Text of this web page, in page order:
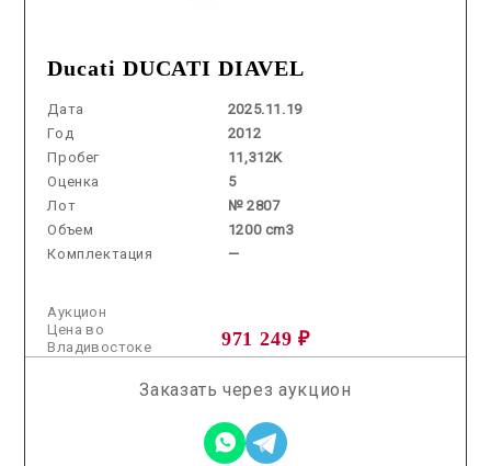
Ducati DUCATI DIAVEL
Дата
2025.11.19
Год
2012
Пробег
11,312K
Оценка
5
Лот
№ 2807
Объем
1200 cm3
Комплектация
—
Аукцион
971 249 ₽
Цена во
Владивостоке
Заказать через аукцион